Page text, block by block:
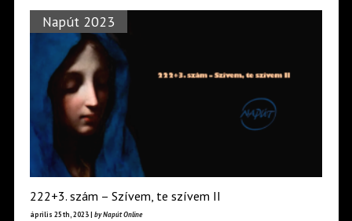
Napút 2023
222+3. szám – Szívem, te szívem II
április 25th, 2023 | by Napút Online